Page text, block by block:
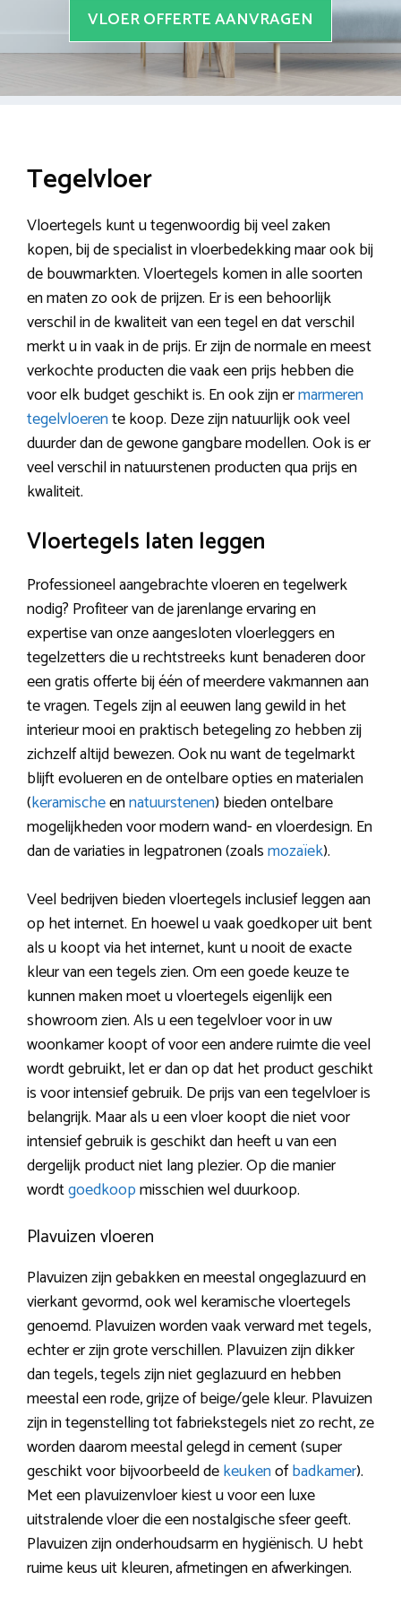
VLOER OFFERTE AANVRAGEN
Tegelvloer
Vloertegels kunt u tegenwoordig bij veel zaken
kopen, bij de specialist in vloerbedekking maar ook bij
de bouwmarkten. Vloertegels komen in alle soorten
en maten zo ook de prijzen. Er is een behoorlijk
verschil in de kwaliteit van een tegel en dat verschil
merkt u in vaak in de prijs. Er zijn de normale en meest
verkochte producten die vaak een prijs hebben die
voor elk budget geschikt is. En ook zijn ermarmeren
tegelvloerente koop. Deze zijn natuurlijk ook veel
duurder dan de gewone gangbare modellen. Ook is er
veel verschil in natuurstenen producten qua prijs en
kwaliteit.
Vloertegels laten leggen
Professioneel aangebrachte vloeren en tegelwerk
nodig? Profiteer van de jarenlange ervaring en
expertise van onze aangesloten vloerleggers en
tegelzetters die u rechtstreeks kunt benaderen door
een gratis offerte bij één of meerdere vakmannen aan
te vragen. Tegels zijn al eeuwen lang gewild in het
interieur mooi en praktisch betegeling zo hebben zij
zichzelf altijd bewezen. Ook nu want de tegelmarkt
blijft evolueren en de ontelbare opties en materialen
(keramischeennatuurstenen) bieden ontelbare
mogelijkheden voor modern wand- en vloerdesign. En
dan de variaties in legpatronen (zoalsmozaïek).
Veel bedrijven bieden vloertegels inclusief leggen aan
op het internet. En hoewel u vaak goedkoper uit bent
als u koopt via het internet, kunt u nooit de exacte
kleur van een tegels zien. Om een goede keuze te
kunnen maken moet u vloertegels eigenlijk een
showroom zien. Als u een tegelvloer voor in uw
woonkamer koopt of voor een andere ruimte die veel
wordt gebruikt, let er dan op dat het product geschikt
is voor intensief gebruik. De prijs van een tegelvloer is
belangrijk. Maar als u een vloer koopt die niet voor
intensief gebruik is geschikt dan heeft u van een
dergelijk product niet lang plezier. Op die manier
wordtgoedkoopmisschien wel duurkoop.
Plavuizen vloeren
Plavuizen zijn gebakken en meestal ongeglazuurd en
vierkant gevormd, ook wel keramische vloertegels
genoemd. Plavuizen worden vaak verward met tegels,
echter er zijn grote verschillen. Plavuizen zijn dikker
dan tegels, tegels zijn niet geglazuurd en hebben
meestal een rode, grijze of beige/gele kleur. Plavuizen
zijn in tegenstelling tot fabriekstegels niet zo recht, ze
worden daarom meestal gelegd in cement (super
geschikt voor bijvoorbeeld dekeukenofbadkamer).
Met een plavuizenvloer kiest u voor een luxe
uitstralende vloer die een nostalgische sfeer geeft.
Plavuizen zijn onderhoudsarm en hygiënisch. U hebt
ruime keus uit kleuren, afmetingen en afwerkingen.